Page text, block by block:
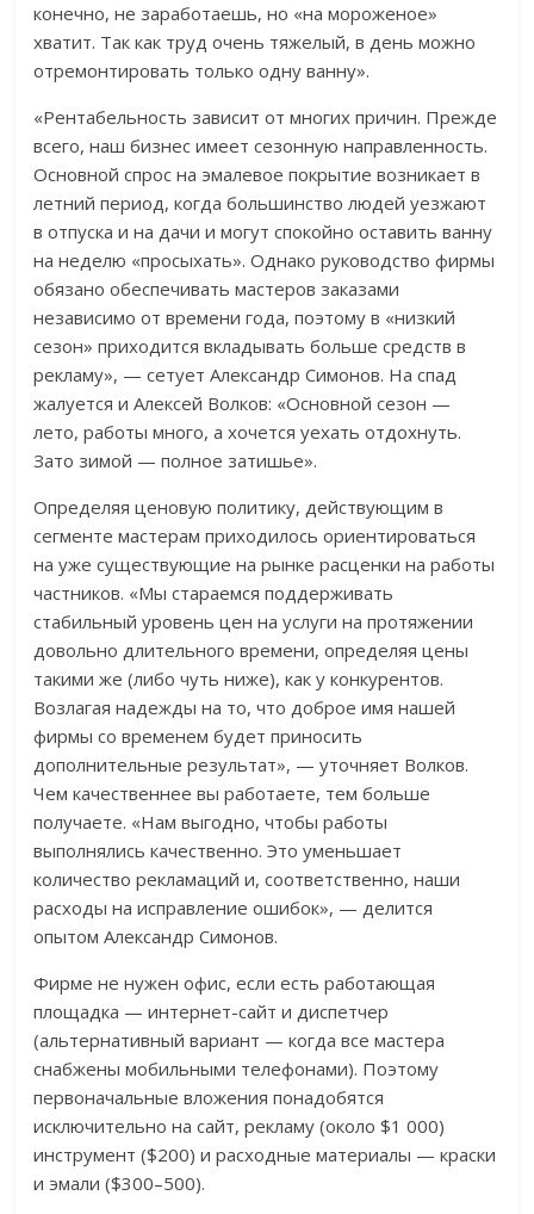
конечно, не заработаешь, но «на мороженое»
хватит. Так как труд очень тяжелый, в день можно
отремонтировать только одну ванну».
«Рентабельность зависит от многих причин. Прежде
всего, наш бизнес имеет сезонную направленность.
Основной спрос на эмалевое покрытие возникает в
летний период, когда большинство людей уезжают
в отпуска и на дачи и могут спокойно оставить ванну
на неделю «просыхать». Однако руководство фирмы
обязано обеспечивать мастеров заказами
независимо от времени года, поэтому в «низкий
сезон» приходится вкладывать больше средств в
рекламу», — сетует Александр Симонов. На спад
жалуется и Алексей Волков: «Основной сезон —
лето, работы много, а хочется уехать отдохнуть.
Зато зимой — полное затишье».
Определяя ценовую политику, действующим в
сегменте мастерам приходилось ориентироваться
на уже существующие на рынке расценки на работы
частников. «Мы стараемся поддерживать
стабильный уровень цен на услуги на протяжении
довольно длительного времени, определяя цены
такими же (либо чуть ниже), как у конкурентов.
Возлагая надежды на то, что доброе имя нашей
фирмы со временем будет приносить
дополнительные результат», — уточняет Волков.
Чем качественнее вы работаете, тем больше
получаете. «Нам выгодно, чтобы работы
выполнялись качественно. Это уменьшает
количество рекламаций и, соответственно, наши
расходы на исправление ошибок», — делится
опытом Александр Симонов.
Фирме не нужен офис, если есть работающая
площадка — интернет-сайт и диспетчер
(альтернативный вариант — когда все мастера
снабжены мобильными телефонами). Поэтому
первоначальные вложения понадобятся
исключительно на сайт, рекламу (около $1 000)
инструмент ($200) и расходные материалы — краски
и эмали ($300–500).